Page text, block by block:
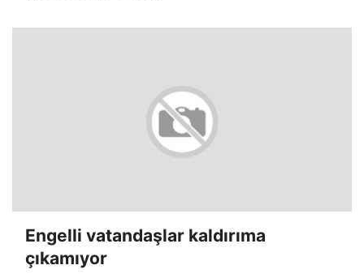
Engelli vatandaşlar kaldırıma
çıkamıyor